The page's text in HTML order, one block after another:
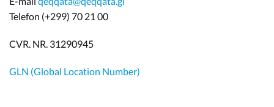
Telefon (+299) 70 21 00
CVR. NR. 31290945
GLN (Global Location Number)